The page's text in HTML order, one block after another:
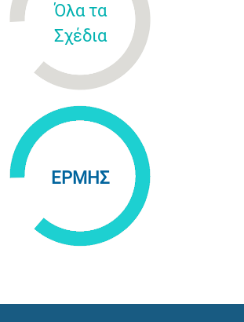
Όλα τα
Σχέδια
ΕΡΜΗΣ